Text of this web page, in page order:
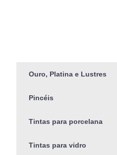
Ouro, Platina e Lustres
Pincéis
Tintas para porcelana
Tintas para vidro